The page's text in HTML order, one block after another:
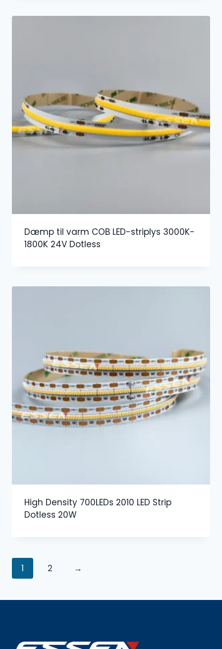
Dæmp til varm COB LED-striplys 3000K-
1800K 24V Dotless
High Density 700LEDs 2010 LED Strip
Dotless 20W
1 2 →